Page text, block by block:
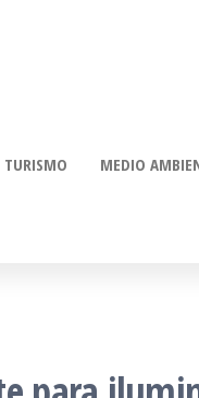
TURISMO MEDIO